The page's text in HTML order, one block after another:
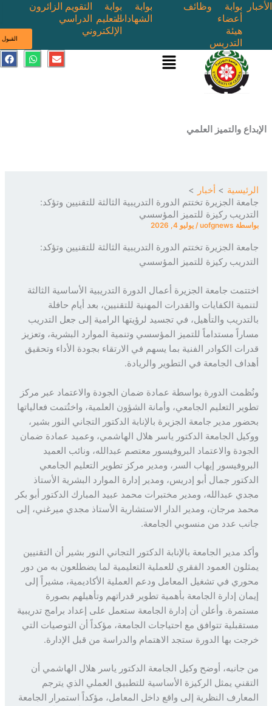
بوابة
التدريس
وظائف
الشهادات
بوابة
التعليم
الإلكتروني
التقويم
الدراسي
الزائرون
والتميز العلمي
القائمة E
W
h
F
a
أخبار
الجزيرة تختتم الدورة التدريبية الثالثة للتقنيين وتؤكد:
ركيزة للتميز المؤسسي
uofgnews
/يوليو 4, 2026
الجزيرة تختتم الدورة التدريبية الثالثة للتقنيين وتؤكد:
ركيزة للتميز المؤسسي
جامعة الجزيرة أعمال الدورة التدريبية الأساسية الثالثة
الكفايات والقدرات المهنية للتقنيين، بعد أيام حافلة
والتأهيل، في تجسيد لرؤيتها الرامية إلى جعل التدريب
مستداماً للتميز المؤسسي وتنمية الموارد البشرية، وتعزيز
الكوادر الفنية بما يسهم في الارتقاء بجودة الأداء وتحقيق
الجامعة في التطوير والريادة.
الدورة بواسطة عمادة ضمان الجودة والاعتماد عبر مركز
التعليم الجامعي، وأمانة الشؤون العلمية، واختُتمت فعالياتها
مدير جامعة الجزيرة بالإنابة الدكتور التجاني النور بشير،
الجامعة الدكتور ياسر هلال الهاشمي، وعميد عمادة ضمان
والاعتماد البروفيسور معتصم عبدالله، ونائب العميد
إيهاب السر، ومدير مركز تطوير التعليم الجامعي
جمال أبو إدريس، ومدير إدارة الموارد البشرية الأستاذ
عبدالله، ومدير مختبرات محمد عبيد المبارك الدكتور أبو بكر
مرجان، ومدير الدار الاستشارية الأستاذ مجدي ميرغني، إلى
عدد من منسوبي الجامعة.
مدير الجامعة بالإنابة الدكتور التجاني النور بشير أن التقنيين
العمود الفقري للعملية التعليمية لما يضطلعون به من دور
في تشغيل المعامل ودعم العملية الأكاديمية، مشيراً إلى
إدارة الجامعة بأهمية تطوير قدراتهم وتأهيلهم بصورة
وأعلن أن إدارة الجامعة ستعمل على إعداد برامج تدريبية
تتوافق مع احتياجات الجامعة، مؤكداً أن التوصيات التي
بها الدورة ستجد الاهتمام والدراسة من قبل الإدارة.
أوضح وكيل الجامعة الدكتور ياسر هلال الهاشمي أن
يمثل الركيزة الأساسية للتطبيق العملي الذي يترجم
النظرية إلى واقع داخل المعامل، مؤكداً استمرار الجامعة